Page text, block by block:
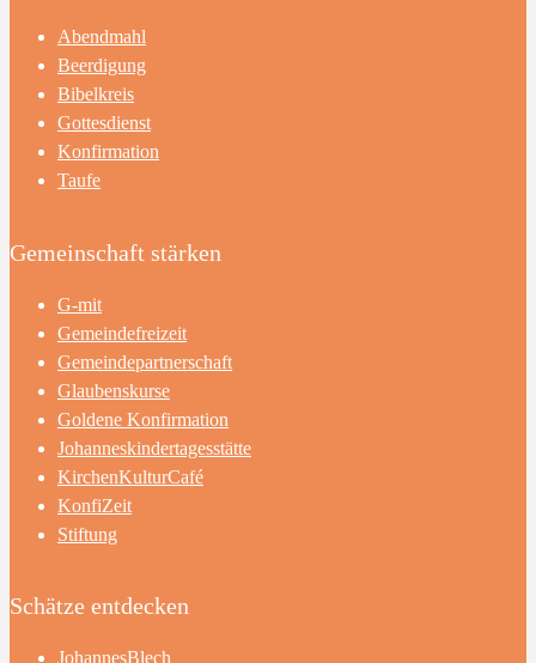
Abendmahl
Beerdigung
Bibelkreis
Gottesdienst
Konfirmation
Taufe
Gemeinschaft stärken
G-mit
Gemeindefreizeit
Gemeindepartnerschaft
Glaubenskurse
Goldene Konfirmation
Johanneskindertagesstätte
KirchenKulturCafé
KonfiZeit
Stiftung
Schätze entdecken
JohannesBlech